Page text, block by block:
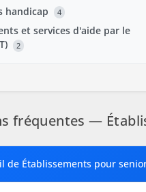
handicap 4
et services d'aide par le
2
fréquentes —
de Établissements pour